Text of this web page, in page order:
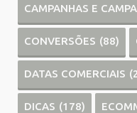
CAMPANHAS E
CONVERSÕES (88)
DATAS COMERCIAIS
DICAS (178)